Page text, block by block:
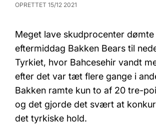
OPRETTET 15/12 2021
Meget lave skudprocenter dømte
eftermiddag Bakken Bears til
Tyrkiet, hvor Bahcesehir vandt
efter det var tæt flere gange i
Bakken ramte kun to af 20 tre-
og det gjorde det svært at
det tyrkiske hold.